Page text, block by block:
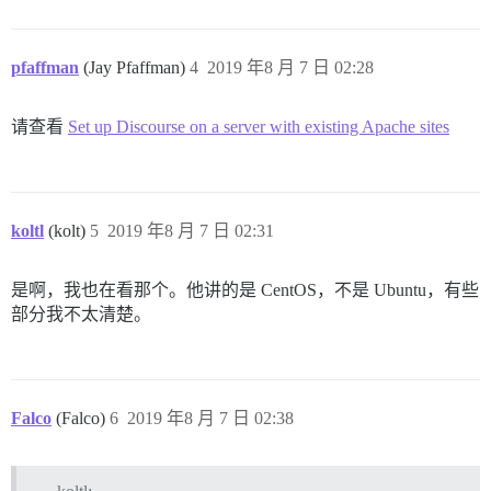
pfaffman (Jay Pfaffman) 2019 年8 月 7 日 02:28
4
请查看 Set up Discourse on a server with existing Apache sites
koltl (kolt) 2019 年8 月 7 日 02:31
5
是啊，我也在看那个。他讲的是 CentOS，不是 Ubuntu，有些
部分我不太清楚。
Falco (Falco) 2019 年8 月 7 日 02:38
6